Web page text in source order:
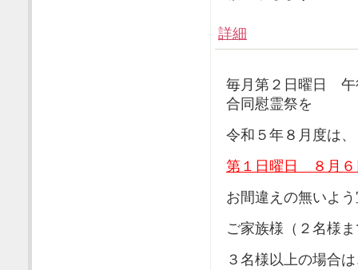
詳細
毎月第２日曜日 午
合同慰霊祭を
令和５年８月度は、
第１日曜日 ８月６
お間違えの無いよ
ご家族様（２名様
３名様以上の場合